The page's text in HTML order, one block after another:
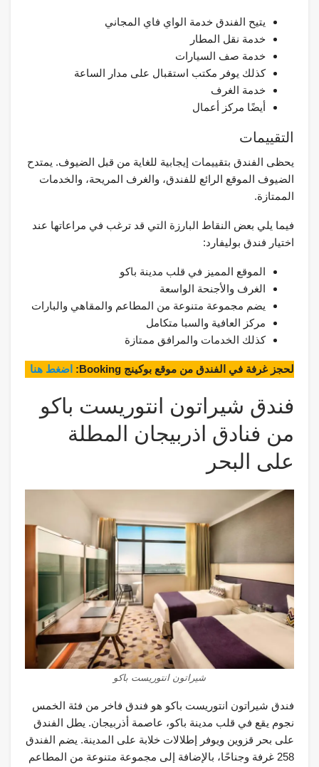
يتيح الفندق خدمة الواي فاي المجاني
خدمة نقل المطار
خدمة صف السيارات
كذلك يوفر مكتب استقبال على مدار الساعة
خدمة الغرف
أيضًا مركز أعمال
التقييمات
يحظى الفندق بتقييمات إيجابية للغاية من قبل الضيوف. يمتدح
الضيوف الموقع الرائع للفندق، والغرف المريحة، والخدمات
الممتازة.
فيما يلي بعض النقاط البارزة التي قد ترغب في مراعاتها عند
اختيار فندق بوليفارد:
الموقع المميز في قلب مدينة باكو
الغرف والأجنحة الواسعة
يضم مجموعة متنوعة من المطاعم والمقاهي والبارات
مركز العافية والسبا متكامل
كذلك الخدمات والمرافق ممتازة
لحجز غرفة في الفندق من موقع بوكينج Booking: اضغط هنا
فندق شيراتون انتوريست باكو
من فنادق اذربيجان المطلة
على البحر
شيراتون انتوريست باكو
فندق شيراتون انتوريست باكو هو فندق فاخر من فئة الخمس
نجوم يقع في قلب مدينة باكو، عاصمة أذربيجان. يطل الفندق
على بحر قزوين ويوفر إطلالات خلابة على المدينة. يضم الفندق
258 غرفة وجناحًا، بالإضافة إلى مجموعة متنوعة من المطاعم